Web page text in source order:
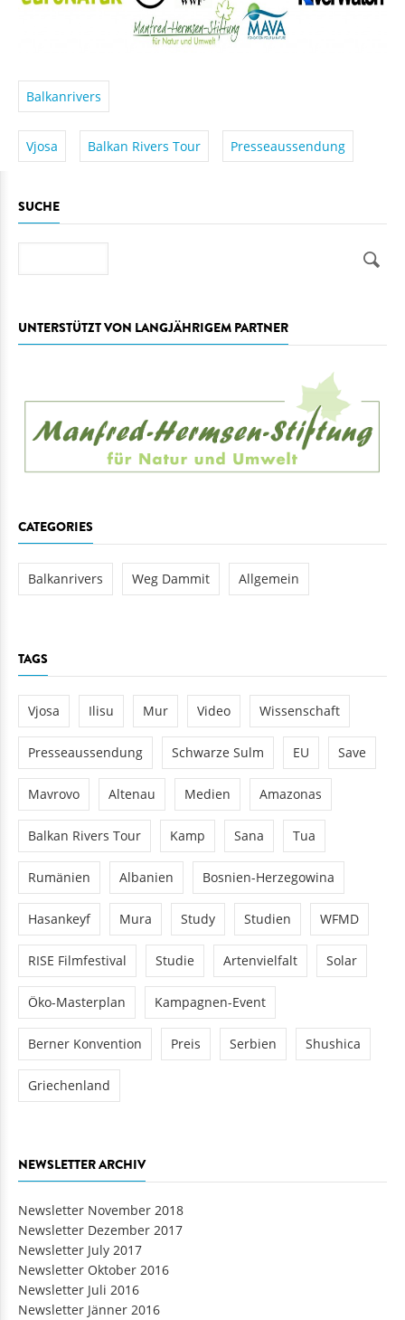
Balkanrivers
Vjosa Balkan Rivers Tour Presseaussendung
SUCHE
UNTERSTÜTZT VON LANGJÄHRIGEM PARTNER
CATEGORIES
Balkanrivers Weg Dammit Allgemein
TAGS
Vjosa Ilisu Mur Video Wissenschaft
Presseaussendung Schwarze Sulm EU Save
Mavrovo Altenau Medien Amazonas
Balkan Rivers Tour Kamp Sana Tua
Rumänien Albanien Bosnien-Herzegowina
Hasankeyf Mura Study Studien WFMD
RISE Filmfestival Studie Artenvielfalt Solar
Öko-Masterplan Kampagnen-Event
Berner Konvention Preis Serbien Shushica
Griechenland
NEWSLETTER ARCHIV
Newsletter November 2018
Newsletter Dezember 2017
Newsletter July 2017
Newsletter Oktober 2016
Newsletter Juli 2016
Newsletter Jänner 2016